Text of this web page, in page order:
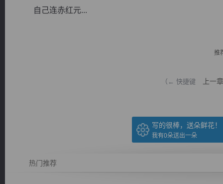
自己连赤红元...
推
（← 快捷键 上一章
写的很棒，送朵鲜花！
我有0朵送出一朵
热门推荐